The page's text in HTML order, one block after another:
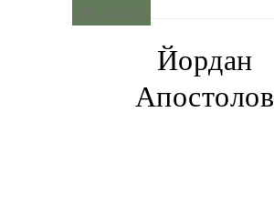
Йордан
Апостолов